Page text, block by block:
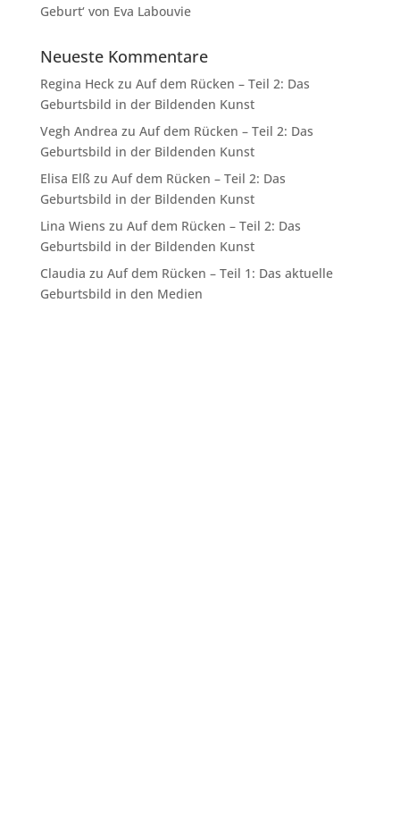
Geburt‘ von Eva Labouvie
Neueste Kommentare
Regina Heckzu Auf dem Rücken – Teil 2: Das
Geburtsbild in der Bildenden Kunst
Vegh Andrea zu Auf dem Rücken – Teil 2: Das
Geburtsbild in der Bildenden Kunst
Elisa Elßzu Auf dem Rücken – Teil 2: Das
Geburtsbild in der Bildenden Kunst
Lina Wiens zu Auf dem Rücken – Teil 2: Das
Geburtsbild in der Bildenden Kunst
Claudia zu Auf dem Rücken – Teil 1: Das aktuelle
Geburtsbild in den Medien